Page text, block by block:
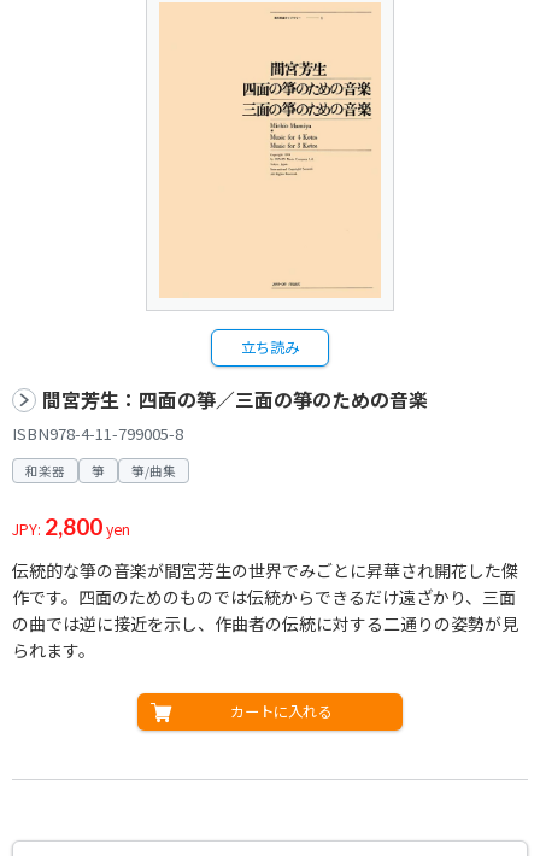
立ち読み
間宮芳生：四面の箏／三面の箏のための音楽
ISBN978-4-11-799005-8
和楽器 箏 箏/曲集
JPY: 2,800yen
伝統的な箏の音楽が間宮芳生の世界でみごとに昇華され開花した傑
作です。四面のためのものでは伝統からできるだけ遠ざかり、三面
の曲では逆に接近を示し、作曲者の伝統に対する二通りの姿勢が見
られます。
カートに入れる